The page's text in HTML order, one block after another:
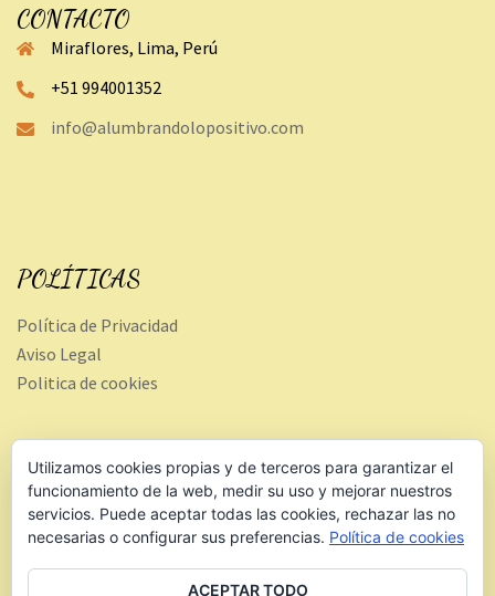
CONTACTO
Miraflores, Lima, Perú
+51 994001352
info@alumbrandolopositivo.com
POLÍTICAS
Política de Privacidad
Aviso Legal
Politica de cookies
FANPAGE
Utilizamos cookies propias y de terceros para garantizar el
funcionamiento de la web, medir su uso y mejorar nuestros
servicios. Puede aceptar todas las cookies, rechazar las no
necesarias o configurar sus preferencias. Política de cookies
ACEPTAR TODO